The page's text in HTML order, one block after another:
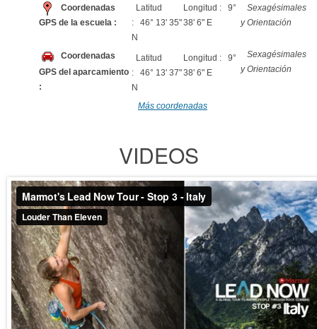
Coordenadas
GPS de la escuela :
Latitud
: 46° 13' 35"
N
Longitud : 9°
38' 6" E
Sexagésimales
y Orientación
Coordenadas
GPS del aparcamiento
:
Latitud
: 46° 13' 37"
N
Longitud : 9°
38' 6" E
Sexagésimales
y Orientación
Más coordenadas
VIDEOS